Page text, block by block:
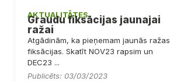
AKTUALITĀTES
Graudu fiksācijas jaunajai
ražai
Atgādinām, ka pieņemam jaunās ražas
fiksācijas. Skatīt NOV23 rapsim un
DEC23 ...
Publicēts: 03/03/2023